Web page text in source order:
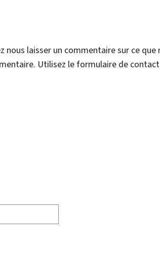
nous laisser un commentaire sur ce que
Utilisez le formulaire de